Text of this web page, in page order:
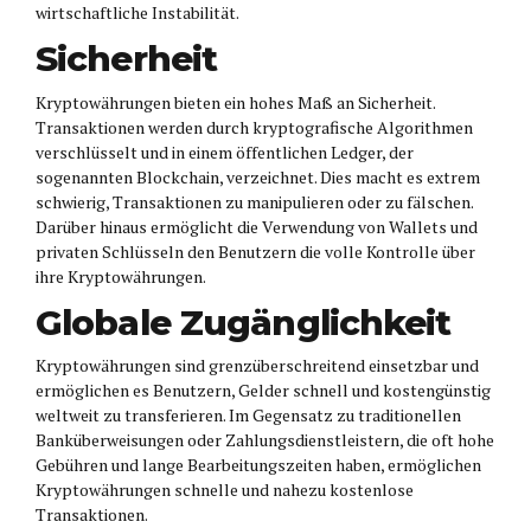
wirtschaftliche Instabilität.
Sicherheit
Kryptowährungen bieten ein hohes Maß an Sicherheit.
Transaktionen werden durch kryptografische Algorithmen
verschlüsselt und in einem öffentlichen Ledger, der
sogenannten Blockchain, verzeichnet. Dies macht es extrem
schwierig, Transaktionen zu manipulieren oder zu fälschen.
Darüber hinaus ermöglicht die Verwendung von Wallets und
privaten Schlüsseln den Benutzern die volle Kontrolle über
ihre Kryptowährungen.
Globale Zugänglichkeit
Kryptowährungen sind grenzüberschreitend einsetzbar und
ermöglichen es Benutzern, Gelder schnell und kostengünstig
weltweit zu transferieren. Im Gegensatz zu traditionellen
Banküberweisungen oder Zahlungsdienstleistern, die oft hohe
Gebühren und lange Bearbeitungszeiten haben, ermöglichen
Kryptowährungen schnelle und nahezu kostenlose
Transaktionen.